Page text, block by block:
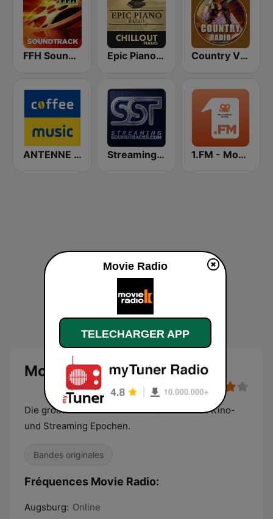
FFH Soundtrack Epic Piano - CHILLOUT PIANO Country Vibes
ANTENNE BAYERN Coffee Music StreamingSoundtracks.com 1.FM - Movie Soundtracks Hits
Movie Radio
Die größte Filmmusik aller Zeiten aus allen Kino-
und Streaming Epochen.
Bandes originales
Fréquences Movie Radio:
Augsburg: Online
Movie Radio
TELECHARGER APP